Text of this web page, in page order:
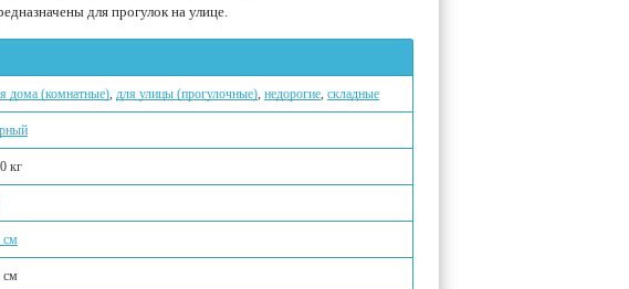
для прогулок на улице.
дома (комнатные), для улицы (прогулочные), недорогие, складные
кг
см
см